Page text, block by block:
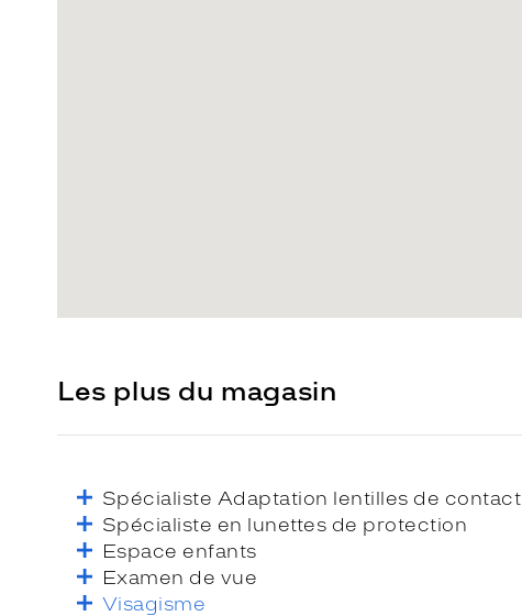
Les plus du magasin
Spécialiste Adaptation lentilles de contact
Spécialiste en lunettes de protection
Espace enfants
Examen de vue
Visagisme